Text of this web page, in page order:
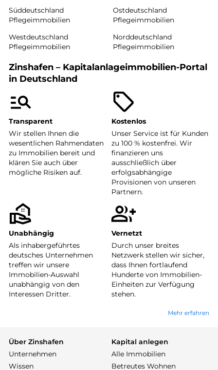
Süddeutschland
Pflegeimmobilien
Ostdeutschland
Pflegeimmobilien
Westdeutschland
Pflegeimmobilien
Norddeutschland
Pflegeimmobilien
Zinshafen – Kapitalanlageimmobilien-Portal
in Deutschland
Transparent
Wir stellen Ihnen die
wesentlichen Rahmendaten
zu Immobilien bereit und
klären Sie auch über
mögliche Risiken auf.
Kostenlos
Unser Service ist für Kunden
zu 100 % kostenfrei. Wir
finanzieren uns
ausschließlich über
erfolgsabhängige
Provisionen von unseren
Partnern.
Unabhängig
Als inhabergeführtes
deutsches Unternehmen
treffen wir unsere
Immobilien-Auswahl
unabhängig von den
Interessen Dritter.
Vernetzt
Durch unser breites
Netzwerk stellen wir sicher,
dass Ihnen fortlaufend
Hunderte von Immobilien-
Einheiten zur Verfügung
stehen.
Mehr erfahren
Über Zinshafen
Unternehmen
Wissen
Kapital anlegen
Alle Immobilien
Betreutes Wohnen